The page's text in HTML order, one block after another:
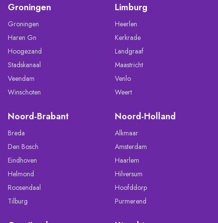
Groningen
Groningen
Haren Gn
Hoogezand
Stadskanaal
Veendam
Winschoten
Limburg
Heerlen
Kerkrade
Landgraaf
Maastricht
Venlo
Weert
Noord-Brabant
Breda
Den Bosch
Eindhoven
Helmond
Roosendaal
Tilburg
Noord-Holland
Alkmaar
Amsterdam
Haarlem
Hilversum
Hoofddorp
Purmerend